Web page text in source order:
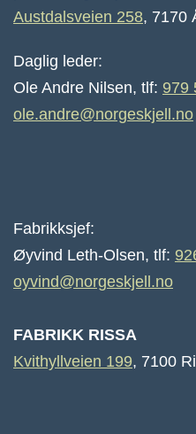
Austdalsveien 258, 7170
Daglig leder:
Ole Andre Nilsen, tlf: 979
ole.andre@norgeskjell.no
Fabrikksjef:
Øyvind Leth-Olsen, tlf:
oyvind@norgeskjell.no
FABRIKK RISSA
Kvithyllveien 199, 7100